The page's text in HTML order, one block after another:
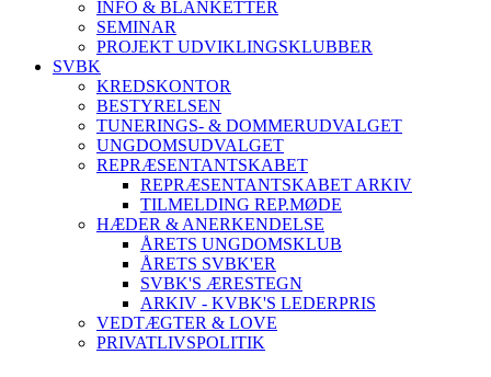
INFO & BLANKETTER
SEMINAR
PROJEKT UDVIKLINGSKLUBBER
SVBK
KREDSKONTOR
BESTYRELSEN
TUNERINGS- & DOMMERUDVALGET
UNGDOMSUDVALGET
REPRÆSENTANTSKABET
REPRÆSENTANTSKABET ARKIV
TILMELDING REP.MØDE
HÆDER & ANERKENDELSE
ÅRETS UNGDOMSKLUB
ÅRETS SVBK'ER
SVBK'S ÆRESTEGN
ARKIV - KVBK'S LEDERPRIS
VEDTÆGTER & LOVE
PRIVATLIVSPOLITIK